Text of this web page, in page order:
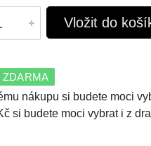
Vložit do
ZDARMA
nákupu si budete moci
si budete moci vybrat i z